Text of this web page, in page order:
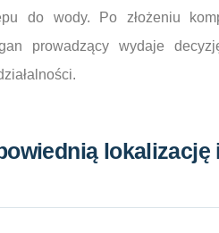
do wody. Po złożeniu
prowadzący wydaje